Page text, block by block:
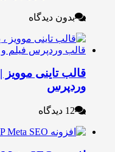
بدون دیدگاه
قالب تاینی
وردپرس
12 دیدگاه